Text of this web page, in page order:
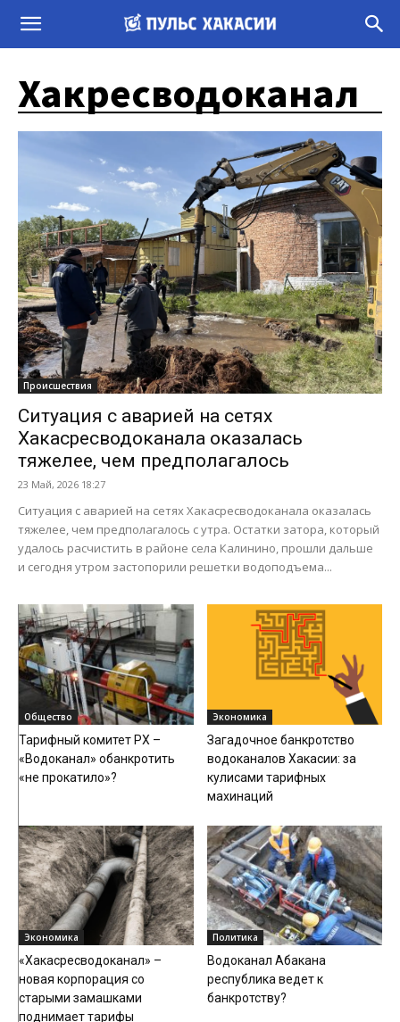
Хакресводоканал
Происшествия
Ситуация с аварией на сетях
Хакасресводоканала оказалась
тяжелее, чем предполагалось
23 Май, 2026 18:27
Ситуация с аварией на сетях Хакасресводоканала оказалась
тяжелее, чем предполагалось с утра. Остатки затора, который
удалось расчистить в районе села Калинино, прошли дальше
и сегодня утром застопорили решетки водоподъема...
Общество
Тарифный комитет РХ –
«Водоканал» обанкротить
«не прокатило»?
Экономика
Загадочное банкротство
водоканалов Хакасии: за
кулисами тарифных
махинаций
Экономика
«Хакасресводоканал» –
новая корпорация со
старыми замашками
поднимает тарифы
Политика
Водоканал Абакана
республика ведет к
банкротству?